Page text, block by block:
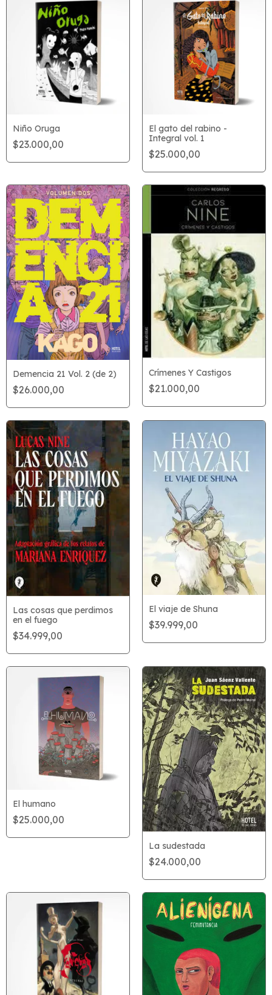
Niño Oruga
$23.000,00
El gato del rabino -
Integral vol. 1
$25.000,00
Demencia 21 Vol. 2 (de 2)
$26.000,00
Crímenes Y Castigos
$21.000,00
Las cosas que perdimos
en el fuego
$34.999,00
El viaje de Shuna
$39.999,00
El humano
$25.000,00
La sudestada
$24.000,00